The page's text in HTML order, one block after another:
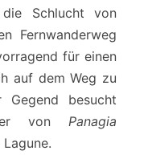
Schlucht von
Fernwanderweg
für einen
auf dem Weg zu
besucht
von Panagia
Lagune.